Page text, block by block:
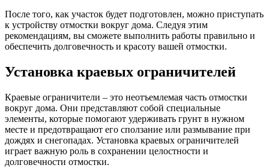
После того, как участок будет подготовлен, можно приступать
к устройству отмостки вокруг дома. Следуя этим
рекомендациям, вы сможете выполнить работы правильно и
обеспечить долговечность и красоту вашей отмостки.
Установка краевых ограничителей
Краевые ограничители – это неотъемлемая часть отмостки
вокруг дома. Они представляют собой специальные
элементы, которые помогают удерживать грунт в нужном
месте и предотвращают его сползание или размывание при
дождях и снегопадах. Установка краевых ограничителей
играет важную роль в сохранении целостности и
долговечности отмостки.